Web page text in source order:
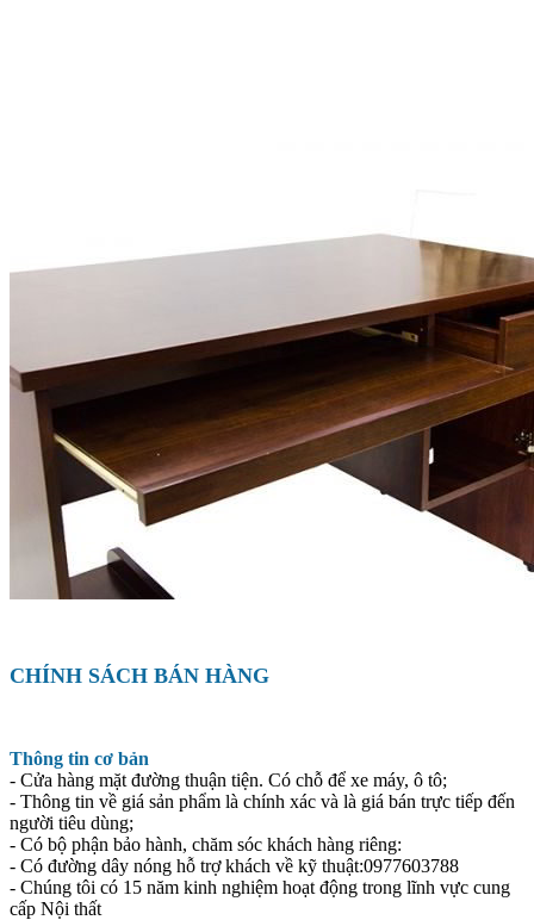
CHÍNH SÁCH BÁN HÀNG
Thông tin cơ bản
- Cửa hàng mặt đường thuận tiện. Có chỗ để xe máy, ô tô;
- Thông tin về giá sản phẩm là chính xác và là giá bán trực tiếp đến
người tiêu dùng;
- Có bộ phận bảo hành, chăm sóc khách hàng riêng:
- Có đường dây nóng hỗ trợ khách về kỹ thuật:0977603788
- Chúng tôi có 15 năm kinh nghiệm hoạt động trong lĩnh vực cung
cấp Nội thất